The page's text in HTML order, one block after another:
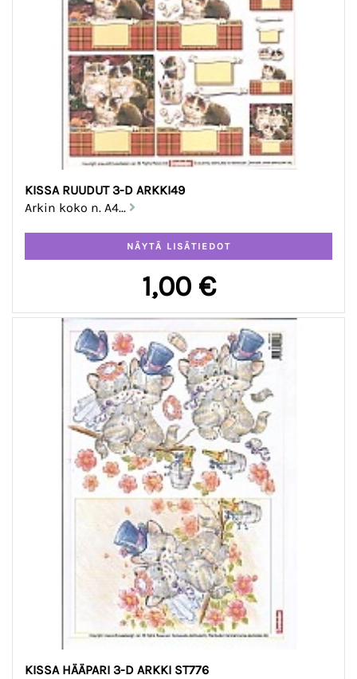
KISSA RUUDUT 3-D ARKKI49
Arkin koko n. A4...
1,00 €
KISSA HÄÄPARI 3-D ARKKI ST776